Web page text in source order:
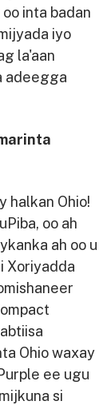
inta badan
iyo
la'aan
adeegga
halkan Ohio!
oo ah
ah oo u
Xoriyadda
Ohio waxay
ee ugu
si